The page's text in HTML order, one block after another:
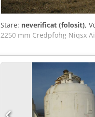
Stare: neverificat (folosit),
2250 mm Credpfohg Niqsx